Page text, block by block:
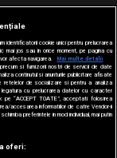
identificatorii cookie unici pentru prelucrarea
mai jos sau în orice moment, pe pagina cu
afecta navigarea.
Mai multe detalii
si furnizorii nostri de servicii de date
continutul si anunturile publicitare afisate
retelelor de socializare si pentru a analiza
cu prelucrarea datelor cu caracter
pe “ACCEPT TOATE”, acceptati folosirea
accesarea informatiilor de catre Vendor-ii
preferintele in mod individual, mai putin
oferi: